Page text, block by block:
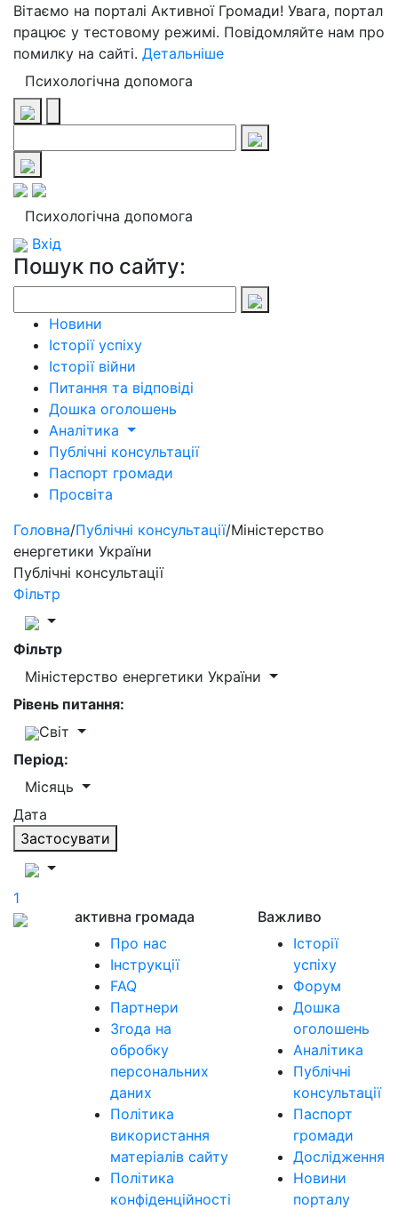
Вітаємо на порталі Активної Громади! Увага, портал
працює у тестовому режимі. Повідомляйте нам про
помилку на сайті. Детальніше
Психологічна допомога
Психологічна допомога
Вхід
Пошук по сайту:
Новини
Історії успіху
Історії війни
Питання та відповіді
Дошка оголошень
Аналітика
Публічні консультації
Паспорт громади
Просвіта
Головна/Публічні консультації/Міністерство
енергетики України
Публічні консультації
Фільтр
Фільтр
Міністерство енергетики України
Рівень питання:
Світ
Період:
Місяць
Дата
Застосувати
1
активна громада
Про нас
Інструкції
FAQ
Партнери
Згода на
обробку
персональних
даних
Політика
використання
матеріалів сайту
Політика
конфіденційності
Важливо
Історії
успіху
Форум
Дошка
оголошень
Аналітика
Публічні
консультації
Паспорт
громади
Дослідження
Новини
порталу